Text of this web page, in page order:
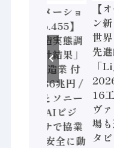
【オートメーショ
ン新聞 No.455】
「経済構造実態調
査二次集計結果」
2024年製造業 付
加価値額86兆円 /
三菱電機とソニー
セミコン AIビジ
ョンセンサで協業
/ IDEC、安全に動
【
ン
世
先
「
16
ヴ
場
タビ